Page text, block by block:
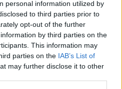
personal information utilized by
to third parties prior to
opt-out of the further
by third parties on the
This information may
parties on the IAB’s List of
may further disclose it to other